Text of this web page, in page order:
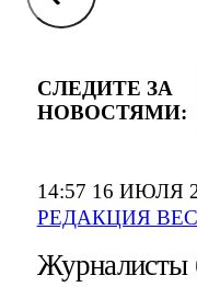
14:57 16 ИЮЛЯ
РЕДАКЦИЯ
СЛЕДИТЕ ЗА
НОВОСТЯМИ:
Журналисты